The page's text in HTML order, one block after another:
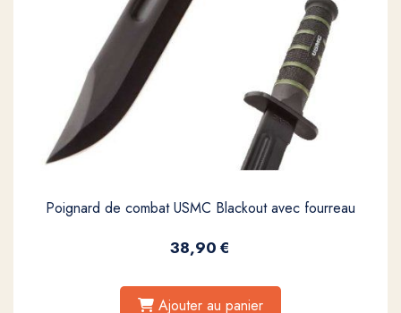
Poignard de combat USMC Blackout avec fourreau
38,90€
Ajouter au panier